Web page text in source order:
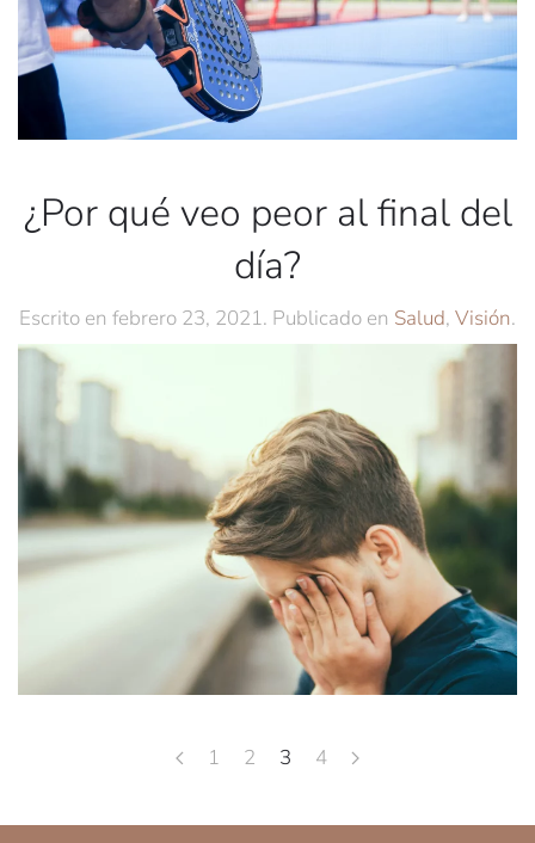
¿Por qué veo peor al final del
día?
Escrito en febrero 23, 2021. Publicado en Salud, Visión.
1 2 3 4